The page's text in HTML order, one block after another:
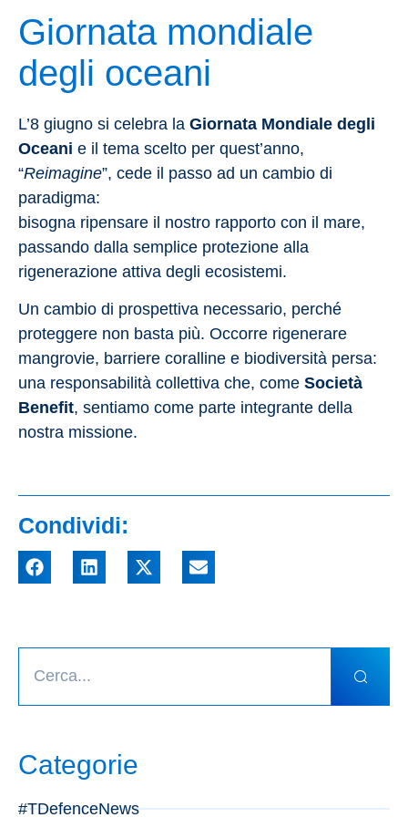
Giornata mondiale
degli oceani
L’8 giugno si celebra la Giornata Mondiale degli
Oceani e il tema scelto per quest’anno,
“Reimagine”, cede il passo ad un cambio di
paradigma:
bisogna ripensare il nostro rapporto con il mare,
passando dalla semplice protezione alla
rigenerazione attiva degli ecosistemi.
Un cambio di prospettiva necessario, perché
proteggere non basta più. Occorre rigenerare
mangrovie, barriere coralline e biodiversità persa:
una responsabilità collettiva che, come Società
Benefit, sentiamo come parte integrante della
nostra missione.
Condividi:
Categorie
#TDefenceNews